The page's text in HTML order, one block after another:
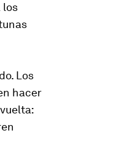
los
Los
hacer